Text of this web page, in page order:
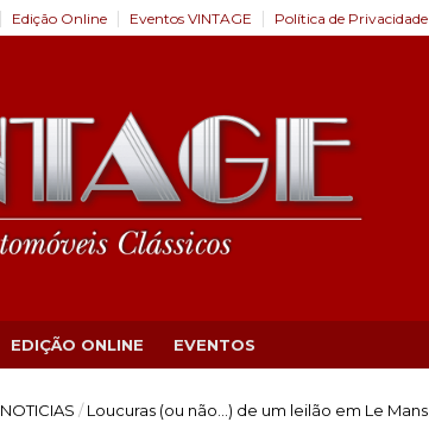
Edição Online Eventos VINTAGE Política de Privacidade
EDIÇÃO ONLINE EVENTOS
NOTICIAS / Loucuras (ou não…) de um leilão em Le Mans